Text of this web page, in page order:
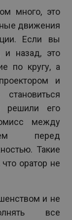
много, это
движения
Если вы
и назад, это
по кругу, а
и
решили его
между
перед
Такие
оратор не
и не
все